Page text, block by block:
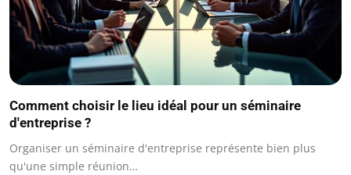
Comment choisir le lieu idéal pour un séminaire
d'entreprise ?
Organiser un séminaire d'entreprise représente bien plus
qu'une simple réunion…